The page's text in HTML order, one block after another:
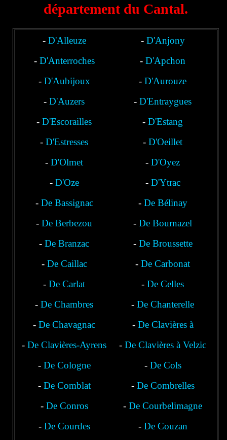
département du Cantal.
- D'Alleuze - D'Anjony
- D'Anterroches -D'Apchon
- D'Aubijoux -D'Aurouze
-D'Auzers -D'Entraygues
-D'Escorailles -D'Estang
-D'Estresses -D'Oeillet
-D'Olmet -D'Oyez
- D'Oze - D'Ytrac
- De Bassignac - De Bélinay
-De Berbezou -De Bournazel
-De Branzac - De Broussette
- De Caillac -De Carbonat
-De Carlat -De Celles
-De Chambres -De Chanterelle
-De Chavagnac - De Clavières à
Polminhac
-De Clavières-Ayrens -De Clavières à Velzic
- De Cologne - De Cols
- De Comblat - De Combrelles
- De Conros -De Courbelimagne
- De Courdes - De Couzan